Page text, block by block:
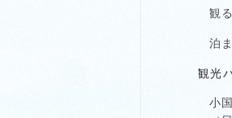
観
泊
観光
小